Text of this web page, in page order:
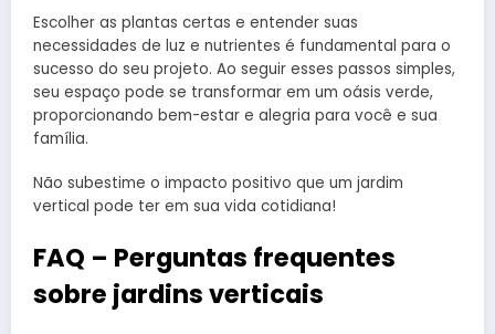
Escolher as plantas certas e entender suas
necessidades de luz e nutrientes é fundamental para o
sucesso do seu projeto. Ao seguir esses passos simples,
seu espaço pode se transformar em um oásis verde,
proporcionando bem-estar e alegria para você e sua
família.
Não subestime o impacto positivo que um jardim
vertical pode ter em sua vida cotidiana!
FAQ – Perguntas frequentes
sobre jardins verticais